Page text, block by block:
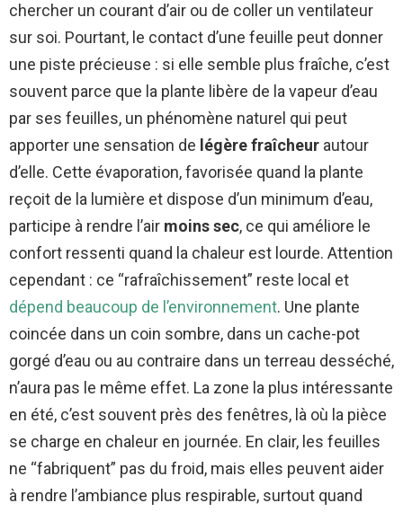
chercher un courant d’air ou de coller un ventilateur
sur soi. Pourtant, le contact d’une feuille peut donner
une piste précieuse : si elle semble plus fraîche, c’est
souvent parce que la plante libère de la vapeur d’eau
par ses feuilles, un phénomène naturel qui peut
apporter une sensation de légère fraîcheur autour
d’elle. Cette évaporation, favorisée quand la plante
reçoit de la lumière et dispose d’un minimum d’eau,
participe à rendre l’air moins sec, ce qui améliore le
confort ressenti quand la chaleur est lourde. Attention
cependant : ce “rafraîchissement” reste local et
dépend beaucoup de l’environnement. Une plante
coincée dans un coin sombre, dans un cache-pot
gorgé d’eau ou au contraire dans un terreau desséché,
n’aura pas le même effet. La zone la plus intéressante
en été, c’est souvent près des fenêtres, là où la pièce
se charge en chaleur en journée. En clair, les feuilles
ne “fabriquent” pas du froid, mais elles peuvent aider
à rendre l’ambiance plus respirable, surtout quand